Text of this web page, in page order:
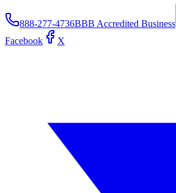
888-277-4736BBB Accredited Business
Facebook
X